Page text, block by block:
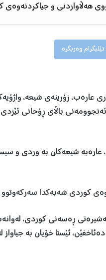
هەڵاواردنی و
وەربگرە
ئەمساڵدا ١٨٢ پەرلەمانتاری عارەب،
باڵای ڕۆحانی
عارەبە شیعەکان بە وردی و
کوردی شەبەکدا
ڕەسەنی کوردی، لەوانەش
ئێستا خۆیان بە